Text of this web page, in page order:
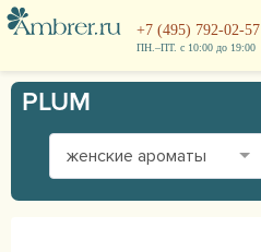
+7 (495) 792-02-57
ПН.–ПТ. с 10:00 до 19:00
PLUM
женские ароматы